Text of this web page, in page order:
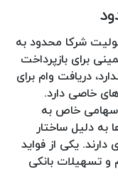
شرکا محدود به
برای بازپرداخت
دریافت وام برای
خاصی دارد.
سهامی خاص به
به دلیل ساختار
یکی از فواید
تسهیلات بانکی